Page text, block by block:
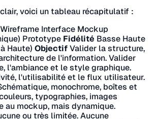
voici un tableau récapitulatif :
Interface Mockup
Prototype Fidélité Basse Haute
Haute) ObjectifValider la structure,
de l'information. Valider
l'ambiance et le style graphique.
l'utilisabilité et le flux utilisateur.
monochrome, boîtes et
typographies, images
au mockup, mais dynamique.
ou très limitée. Aucune